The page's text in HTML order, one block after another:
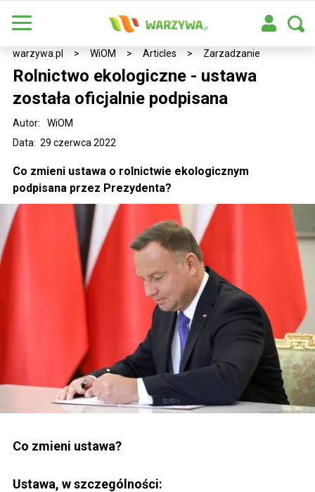
warzywa.pl > WiOM > Articles > Zarzadzanie
Rolnictwo ekologiczne - ustawa
została oficjalnie podpisana
Data: 29 czerwca 2022
Autor: WiOM
Co zmieni ustawa o rolnictwie ekologicznym
podpisana przez Prezydenta?
Co zmieni ustawa?
Ustawa, w szczególności: